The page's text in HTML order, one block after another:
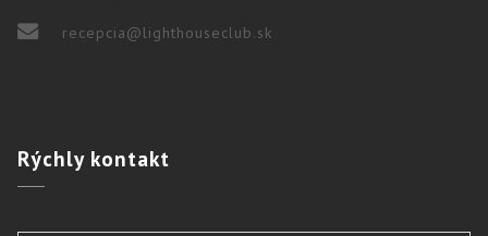
recepcia@lighthouseclub.sk
Rýchlykontakt